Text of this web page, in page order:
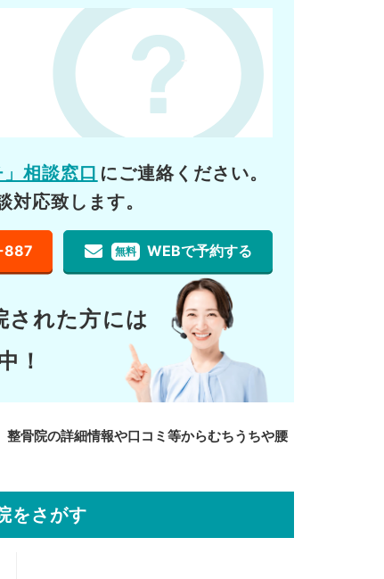
」相談窓口 にご連絡ください。
応致します。
887 無料 WEBで予約する
された方には
！
整骨院の詳細情報や口コミ等からむちうちや腰
をさがす